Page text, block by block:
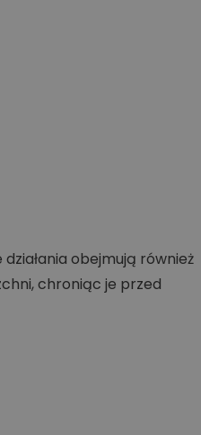
obejmują również
chroniąc je przed